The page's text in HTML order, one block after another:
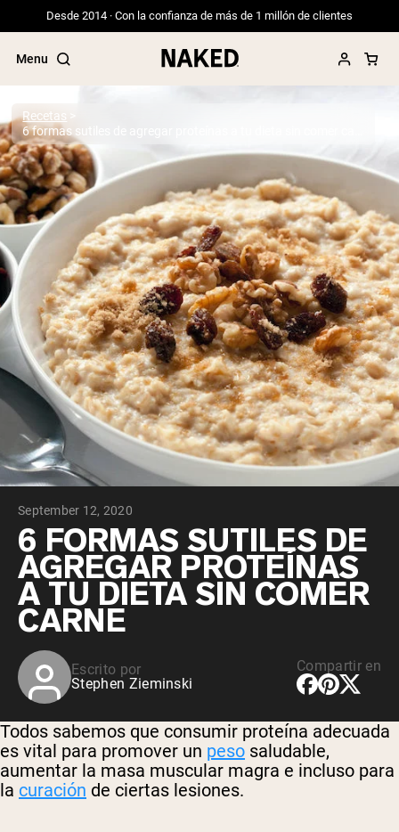
Desde 2014 · Con la confianza de más de 1 millón de clientes
Menu
Términos de Búsqueda Populares
”Protein Powder“
”Overnight Oats“
”Vegan protein“
”Collagen“
”Micellar Casein“
Recetas
September 12, 2020
6 FORMAS SUTILES DE
AGREGAR PROTEÍNAS
A TU DIETA SIN COMER
CARNE
Escrito por
Stephen Zieminski
Compartir en
Todos sabemos que consumir proteína adecuada
es vital para promover un peso saludable,
aumentar la masa muscular magra e incluso para
la curación de ciertas lesiones.